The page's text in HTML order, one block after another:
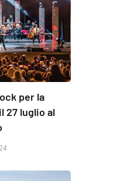
per la
27 luglio al